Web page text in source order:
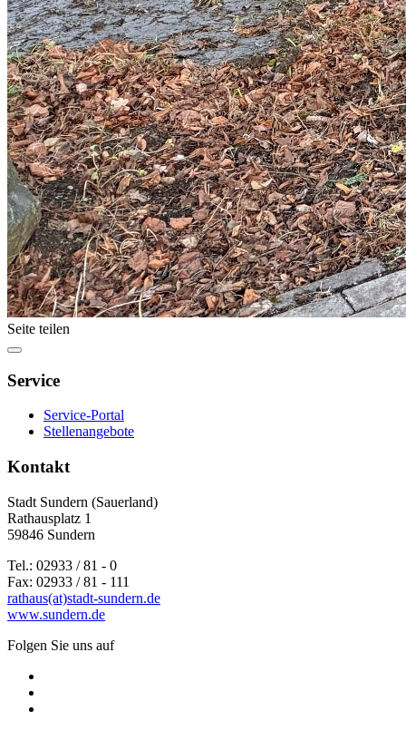
Seite teilen
Service
Service-Portal
Stellenangebote
Kontakt
Stadt Sundern (Sauerland)
Rathausplatz 1
59846 Sundern
Tel.: 02933 / 81 - 0
Fax: 02933 / 81 - 111
rathaus(at)stadt-sundern.de
www.sundern.de
Folgen Sie uns auf